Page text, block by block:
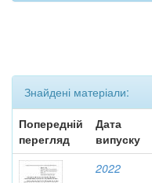
Знайдені матеріали:
Попередній
перегляд
Дата
випуску
2022